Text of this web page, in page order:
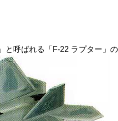
呼ばれる「F-22 ラプター」